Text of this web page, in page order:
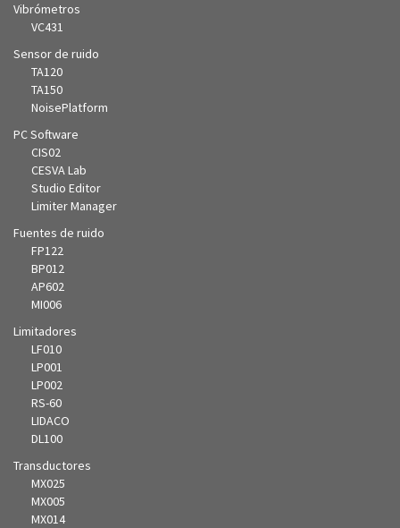
Vibrómetros
VC431
Sensor de ruido
TA120
TA150
NoisePlatform
PC Software
CIS02
CESVA Lab
Studio Editor
Limiter Manager
Fuentes de ruido
FP122
BP012
AP602
MI006
Limitadores
LF010
LP001
LP002
RS-60
LIDACO
DL100
Transductores
MX025
MX005
MX014